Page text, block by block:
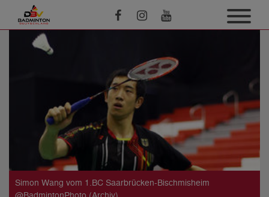
Simon Wang vom 1.BC Saarbrücken-Bischmisheim